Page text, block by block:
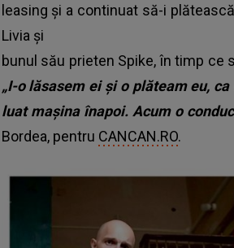
leasing și a continuat să-i
Livia și
bunul său prieten Spike, în timp ce
„I-o lăsasem ei și o plăteam eu,
luat mașina înapoi. Acum o
Bordea, pentru CANCAN.RO.